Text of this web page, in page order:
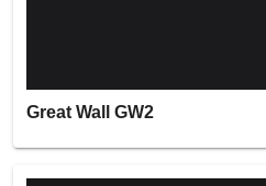
Great Wall GW2